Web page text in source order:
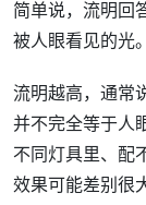
简单说，流明回
被人眼看见的光。
流明越高，通常
并不完全等于人
不同灯具里、配
效果可能差别很